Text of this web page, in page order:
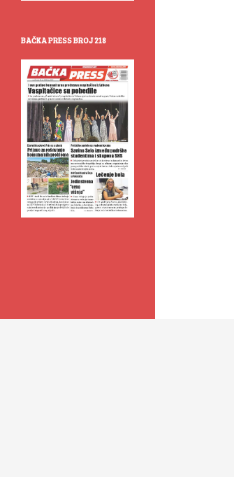
BAČKA PRESS BROJ 218